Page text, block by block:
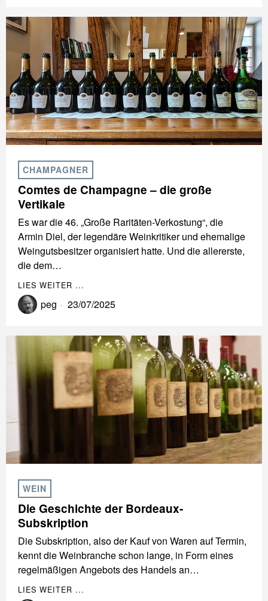
CHAMPAGNER
Comtes de Champagne – die große
Vertikale
Es war die 46. „Große Raritäten-Verkostung“, die
Armin Diel, der legendäre Weinkritiker und ehemalige
Weingutsbesitzer organisiert hatte. Und die allererste,
die dem…
LIES WEITER ...
peg 23/07/2025
WEIN
Die Geschichte der Bordeaux-
Subskription
Die Subskription, also der Kauf von Waren auf Termin,
kennt die Weinbranche schon lange, in Form eines
regelmäßigen Angebots des Handels an…
LIES WEITER ...